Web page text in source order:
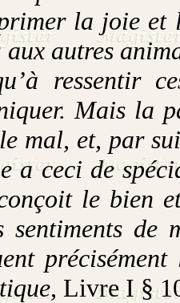
la joie et
aux autres
ressentir
Mais la
mal, et, par
a ceci de
le bien
sentiments de
Livre I §